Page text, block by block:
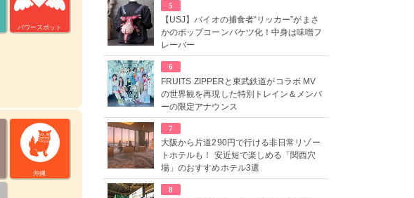
パワースポット
沖縄
5
【USJ】バイオの捕食者“リッカー”がまさ
かのポップコーンバケツ化！中身は味噌フ
レーバー
6
FRUITS ZIPPERと東武鉄道がコラボ MV
の世界観を再現した特別トレイン＆メンバ
ーの限定アナウンス
7
大阪から片道290円で行ける非日常リゾー
トホテルも！ 安近短で楽しめる「関西穴
場」のおすすめホテル3選
8